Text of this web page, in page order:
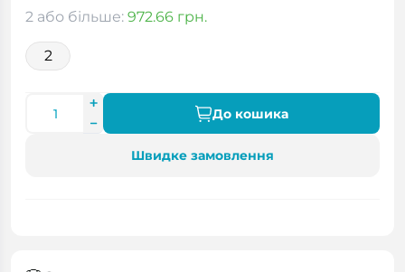
2 або більше: 972.66 грн.
2
До кошика
Швидке замовлення